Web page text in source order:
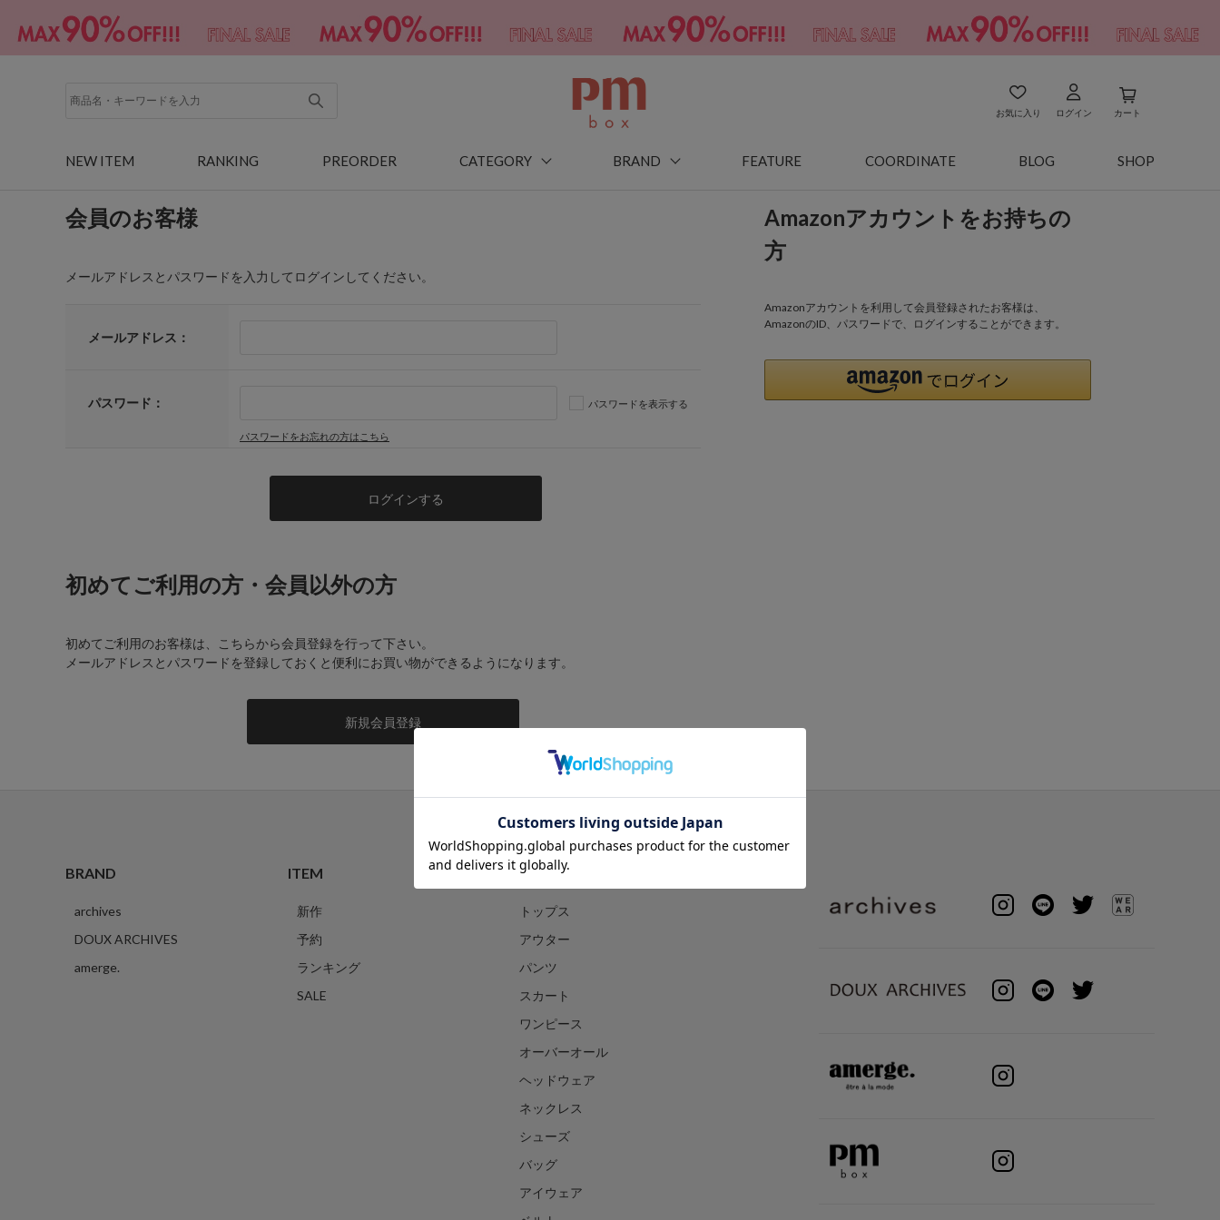
お気に入り ログイン カート
NEW ITEM RANKING PREORDER CATEGORY BRAND FEATURE COORDINATE BLOG SHOP
会員のお客様
メールアドレスとパスワードを入力してログインしてください。
メールアドレス：
パスワード： パスワードを表示する
パスワードをお忘れの方はこちら
Amazonアカウントをお持ちの
方
Amazonアカウントを利用して会員登録されたお客様は、
AmazonのID、パスワードで、ログインすることができます。
初めてご利用の方・会員以外の方
初めてご利用のお客様は、こちらから会員登録を行って下さい。
メールアドレスとパスワードを登録しておくと便利にお買い物ができるようになります。
BRAND
archives
DOUX ARCHIVES
amerge.
ITEM
新作
予約
ランキング
SALE
CATEGORY
トップス
アウター
パンツ
スカート
ワンピース
オーバーオール
ヘッドウェア
ネックレス
シューズ
バッグ
アイウェア